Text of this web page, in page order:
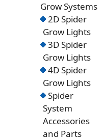
Grow Systems
2D Spider
Grow Lights
3D Spider
Grow Lights
4D Spider
Grow Lights
Spider
System
Accessories
and Parts